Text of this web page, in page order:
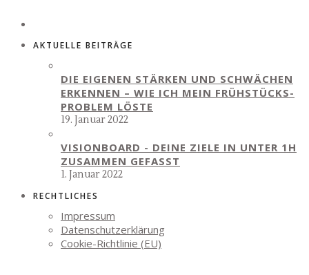
AKTUELLE BEITRÄGE
DIE EIGENEN STÄRKEN UND SCHWÄCHEN
ERKENNEN – WIE ICH MEIN FRÜHSTÜCKS-
PROBLEM LÖSTE
19. Januar 2022
VISIONBOARD - DEINE ZIELE IN UNTER 1H
ZUSAMMEN GEFASST
1. Januar 2022
RECHTLICHES
Impressum
Datenschutzerklärung
Cookie-Richtlinie (EU)